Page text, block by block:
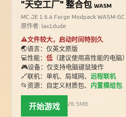
"天空工厂" 整合包 WASM
MC JE 1.6.4 Forge Modpack WASM-GC
原作者: lax1dude
⚠️文件较大，启动时间特别久
🌏语言：仅英文原版
💻性能： 低 （建议使用高性能的电脑）
🎮设备：仅支持电脑键鼠操作
🔗联机：单机、局域网、 远程联机
📂资源：自定义材质包、
内置模组包
开始游戏 26.5MB